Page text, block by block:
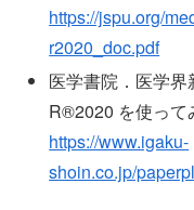
https://jspu.org/
r2020_doc.pdf
医学書院．医学
R®2020 を使って
https://www.igaku-
shoin.co.jp/